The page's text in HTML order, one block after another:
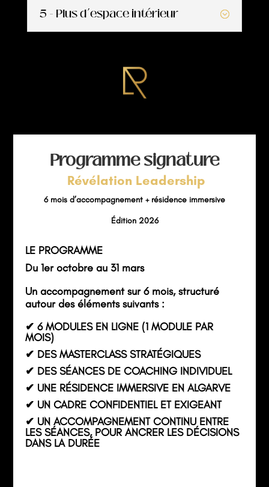
5 - Plus d’espace intérieur
Programme signature
Révélation Leadership
6 mois d’accompagnement + résidence immersive
Édition 2026
LE PROGRAMME
Du 1er octobre au 31 mars
Un accompagnement sur 6 mois, structuré
autour des éléments suivants :
✔ 6 MODULES EN LIGNE (1 MODULE PAR
MOIS)
✔ DES MASTERCLASS STRATÉGIQUES
✔ DES SÉANCES DE COACHING INDIVIDUEL
✔ UNE RÉSIDENCE IMMERSIVE EN ALGARVE
✔ UN CADRE CONFIDENTIEL ET EXIGEANT
✔ UN ACCOMPAGNEMENT CONTINU ENTRE
LES SÉANCES, POUR ANCRER LES DÉCISIONS
DANS LA DURÉE